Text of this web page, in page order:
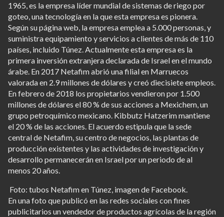
1965, es la empresa líder mundial de sistemas de riego por
goteo, una tecnología en la que esta empresa es pionera.
Según su página web, la empresa emplea a 5.000 personas, y
suministra equipamiento y servicios a clientes de más de 110
países, incluido Túnez. Actualmente esta empresa es la
primera inversión extranjera declarada de Israel en el mundo
árabe. En 2017 Netafim abrió una filial en Marruecos
valorada en 2.9 millones de dólares y creó diecisiete empleos.
En febrero de 2018 los propietarios vendieron por 1.500
millones de dólares el 80 % de sus acciones a Mexichem, un
grupo petroquímico mexicano. Kibbutz Hatzerim mantiene
el 20 % de las acciones. El acuerdo estipula que la sede
central de Netafim, su centro de negocios, las plantas de
producción existentes y las actividades de investigación y
desarrollo permanecerán en Israel por un periodo de al
menos 20 años.
Foto: tubos Netafim en Túnez, imagen de Facebook.
En una foto que publicó en las redes sociales con fines
publicitarios un vendedor de productos agrícolas de la región